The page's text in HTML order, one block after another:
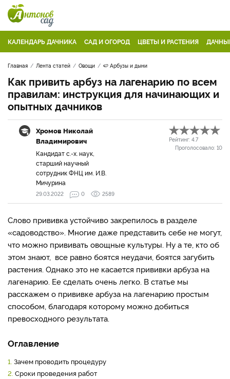
КАЛЕНДАРЬ ДАЧНИКА САД И ОГОРОД ЦВЕТЫ И РАСТЕНИЯ
Главная Лента статей Овощи 🍉 Арбузы и дыни
Как привить арбуз на лагенарию по всем
правилам: инструкция для начинающих и
опытных дачников
Хромов Николай
Владимирович
Кандидат с.-х. наук,
старший научный
сотрудник ФНЦ им. И.В.
Мичурина
Рейтинг: 4.7
Проголосовало: 10
29.03.2022 0 2589
Слово прививка устойчиво закрепилось в разделе
«садоводство». Многие даже представить себе не могут,
что можно прививать овощные культуры. Ну а те, кто об
этом знают, все равно боятся неудачи, боятся загубить
растения. Однако это не касается прививки арбуза на
лагенарию. Ее сделать очень легко. В статье мы
расскажем о прививке арбуза на лагенарию простым
способом, благодаря которому можно добиться
превосходного результата.
Оглавление
1. Зачем проводить процедуру
2. Сроки проведения работ